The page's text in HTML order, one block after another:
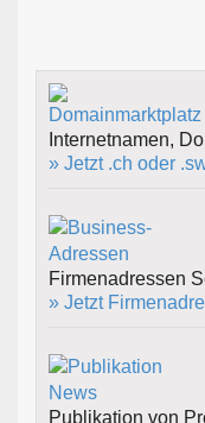
Internetnamen,
» Jetzt .ch oder
Firmenadressen
» Jetzt
Publikation von